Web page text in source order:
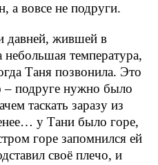
а вовсе не подруги.
давней, жившей в
температура,
Таня позвонила. Это
– подруге нужно было
таскать заразу из
у Тани было горе,
горе запомнился ей
своё плечо, и